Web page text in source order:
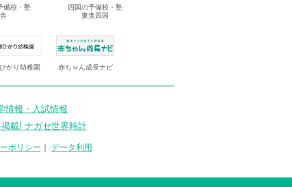
備校・塾
四国の予備校・塾
東進四国
かり幼稚園 赤ちゃん成長ナビ
情報・入試情報
載! ナガセ世界時計
ポリシー データ利用